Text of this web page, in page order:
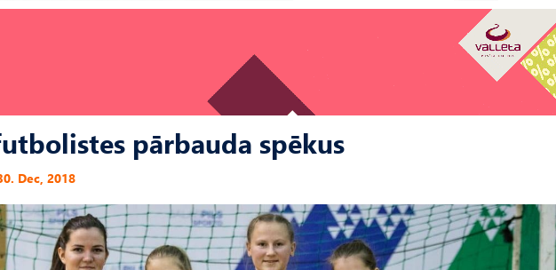
pārbauda spēkus
Dec, 2018